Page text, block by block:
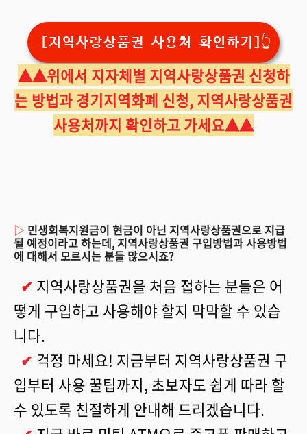
[지역사랑상품권 사용처 확인하기]👆️
▲▲위에서 지자체별 지역사랑상품권 신청하
는 방법과 경기지역화폐 신청, 지역사랑상품권
사용처까지 확인하고 가세요▲▲
▷ 민생회복지원금이 현금이 아닌 지역사랑상품권으로 지급
될 예정이라고 하는데, 지역사랑상품권 구입방법과 사용방법
에 대해서 모르시는 분들 많으시죠?
✔ 지역사랑상품권을 처음 접하는 분들은 어
떻게 구입하고 사용해야 할지 막막할 수 있습
니다.
✔ 걱정 마세요! 지금부터 지역사랑상품권 구
입부터 사용 꿀팁까지, 초보자도 쉽게 따라 할
수 있도록 친절하게 안내해 드리겠습니다.